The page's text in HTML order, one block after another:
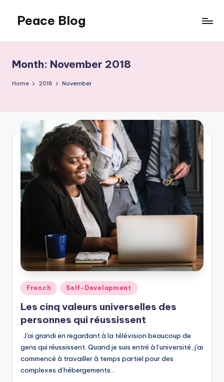
content
Peace Blog
Peace
Like
This
Month: November 2018
Home 2018 November
Posted
in
French Self-Development
Les cinq valeurs universelles des
personnes qui réussissent
J'ai grandi en regardant à la télévision beaucoup de
gens qui réussissent. Quand je suis entré à l’université, j'ai
commencé à travailler à temps partiel pour des
complexes d’hébergements…